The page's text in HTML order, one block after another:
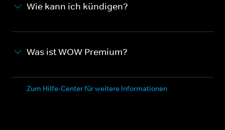
Wie kann ich kündigen?
Was ist WOW Premium?
Zum Hilfe-Center für weitere Informationen